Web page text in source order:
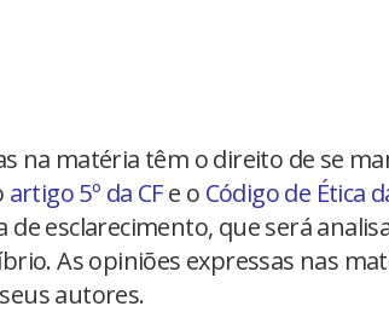
na matéria têm o direito de se
artigo 5º da CFe o Código de Ética
de esclarecimento, que será
As opiniões expressas nas
autores.